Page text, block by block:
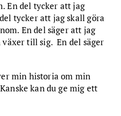
En del tycker att jag
tycker att jag skall göra
En del säger att jag
till sig. En del säger
min historia om min
kan du ge mig ett